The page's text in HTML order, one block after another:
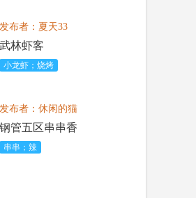
发布者：夏天33
武林虾客
小龙虾；烧烤
发布者：休闲的猫
钢管五区串串香
串串；辣